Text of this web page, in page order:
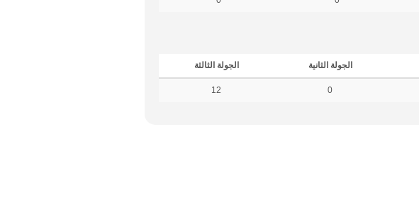
الجولة الثانية الجولة الثالثة
0
12